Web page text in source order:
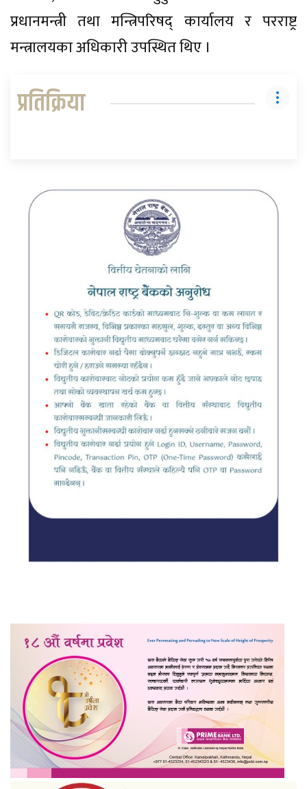
प्रधानमन्त्री तथा मन्त्रिपरिषद् कार्यालय र परराष्ट्र
मन्त्रालयका अधिकारी उपस्थित थिए ।
प्रतिक्रिया